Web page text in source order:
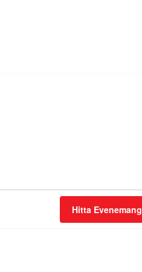
Hitta Evenemang